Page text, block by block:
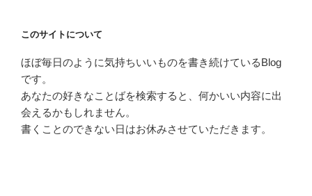
このサイトについて
ほぼ毎日のように気持ちいいものを書き続けているBlog
です。
あなたの好きなことばを検索すると、何かいい内容に出
会えるかもしれません。
書くことのできない日はお休みさせていただきます。